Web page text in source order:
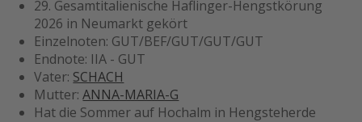
29. Gesamtitalienische Haflinger-Hengstkörung
2026 in Neumarkt gekört
Einzelnoten: GUT/BEF/GUT/GUT/GUT
Endnote: IIA - GUT
Vater: SCHACH
Mutter:ANNA-MARIA-G
Hat die Sommer auf Hochalm in Hengsteherde